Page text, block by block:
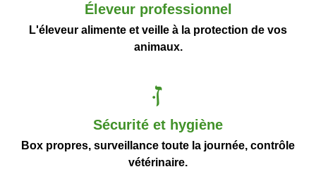
Éleveur professionnel
L'éleveur alimente et veille à la protection de vos
animaux.
Sécurité et hygiène
Box propres, surveillance toute la journée, contrôle
vétérinaire.